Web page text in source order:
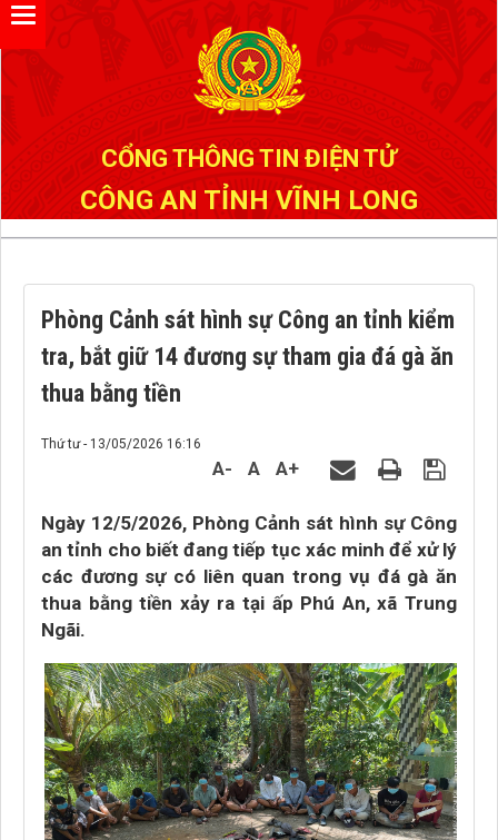
CỔNG THÔNG TIN ĐIỆN TỬ
CÔNG AN TỈNH VĨNH LONG
Phòng Cảnh sát hình sự Công an tỉnh kiểm
tra, bắt giữ 14 đương sự tham gia đá gà ăn
thua bằng tiền
Thứ tư - 13/05/2026 16:16
A- A A+
Ngày 12/5/2026, Phòng Cảnh sát hình sự Công
an tỉnh cho biết đang tiếp tục xác minh để xử lý
các đương sự có liên quan trong vụ đá gà ăn
thua bằng tiền xảy ra tại ấp Phú An, xã Trung
Ngãi.